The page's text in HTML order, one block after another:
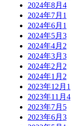
2024年8月 4
2024年7月 1
2024年6月 1
2024年5月 3
2024年4月 2
2024年3月 3
2024年2月 2
2024年1月 2
2023年12月 1
2023年11月 4
2023年7月 5
2023年6月 3